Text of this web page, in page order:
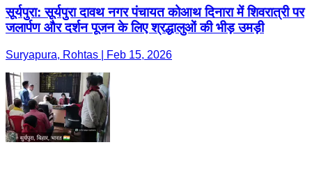
सूर्यपुरा: सूर्यपुरा दावथ नगर पंचायत कोआथ दिनारा में शिवरात्री पर
जलार्पण और दर्शन पूजन के लिए श्रद्धालुओं की भीड़ उमड़ी
Suryapura, Rohtas | Feb 15, 2026